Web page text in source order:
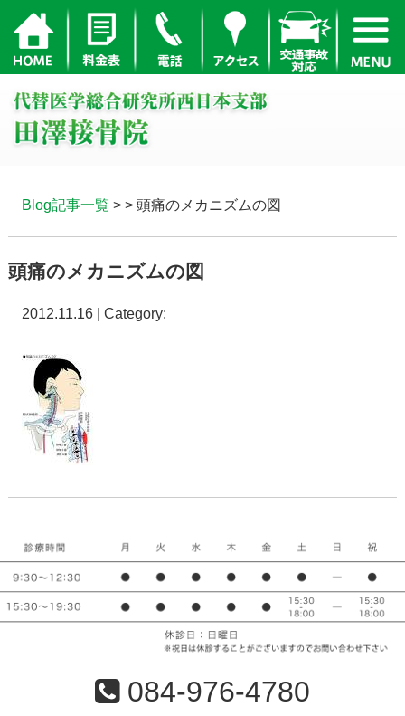
Blog記事一覧 > > 頭痛のメカニズムの図
頭痛のメカニズムの図
2012.11.16 | Category:
084-976-4780